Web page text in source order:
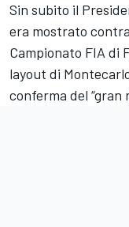
Sin subito il
era mostrato
Campionato FIA di
layout di
conferma del “gran